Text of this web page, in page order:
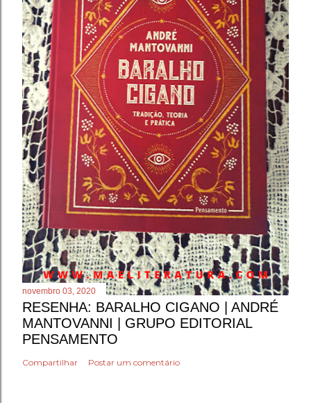
novembro 03, 2020
RESENHA: BARALHO CIGANO | ANDRÉ
MANTOVANNI | GRUPO EDITORIAL
PENSAMENTO
Compartilhar Postar um comentário